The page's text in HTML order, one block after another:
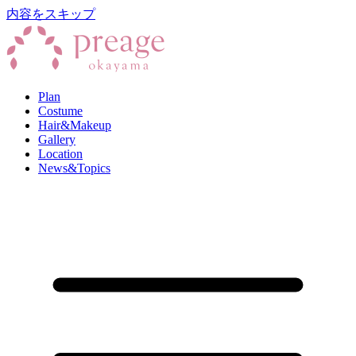
内容をスキップ
Plan
Costume
Hair&Makeup
Gallery
Location
News&Topics